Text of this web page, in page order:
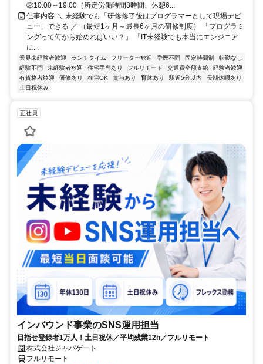
②10:00～19:00（所定労働時間8時間、休憩6...
仕事内容 ＼ 未経験でも「研修修了後はプログラマーとして現場デビ
ュー」できる ／ （最短1ヶ月～最長6ヶ月の研修制度） 「プログラミ
ングって何から始めればいい？」 「IT未経験でも本当にエンジニア
に...
業界未経験者歓迎 ランチタイム フリーター歓迎 学歴不問 固定時間制
転勤なし
経験不問
未経験者歓迎 住宅手当あり フルリモート 交通費全額支給
経験者歓迎
有資格者歓迎
研修あり 在宅OK 賞与あり 育休あり 駅近5分以内
長期休暇あり
土日祝休み
正社員
インバウンド事業のSNS運用担当
目指せ登録者1万人！土日祝休／平均残業12h／フルリモート
株式会社ジャパゲート
フルリモート